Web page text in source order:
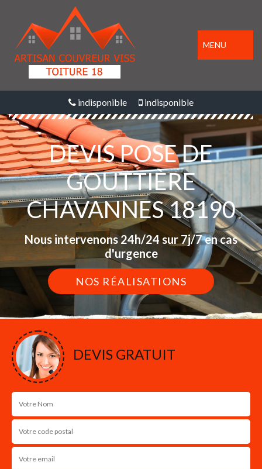
MENU
indisponible indisponible
DEVIS POSE DE
GOUTTIÈRE
CHAVANNES 18190
Nous intervenons 24h/24 sur 7j/7 en cas
d'urgence
NOS RÉALISATIONS
DEVIS GRATUIT